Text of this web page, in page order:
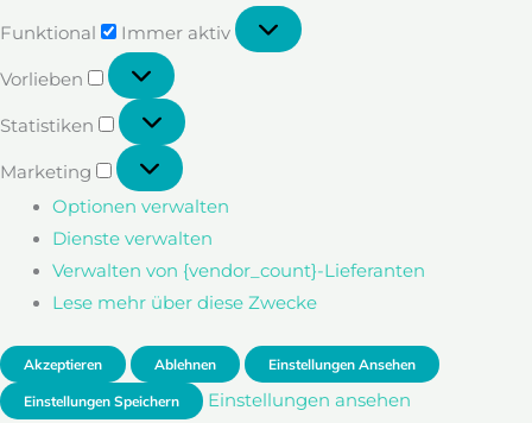
Funktional Immer aktiv
Vorlieben
Vorlieben
Statistiken
Statistiken
Marketing
Marketing
Optionen verwalten
Dienste verwalten
Verwalten von {vendor_count}-Lieferanten
Lese mehr über diese Zwecke
Akzeptieren Ablehnen Einstellungen Ansehen
Einstellungen Speichern
Einstellungen ansehen